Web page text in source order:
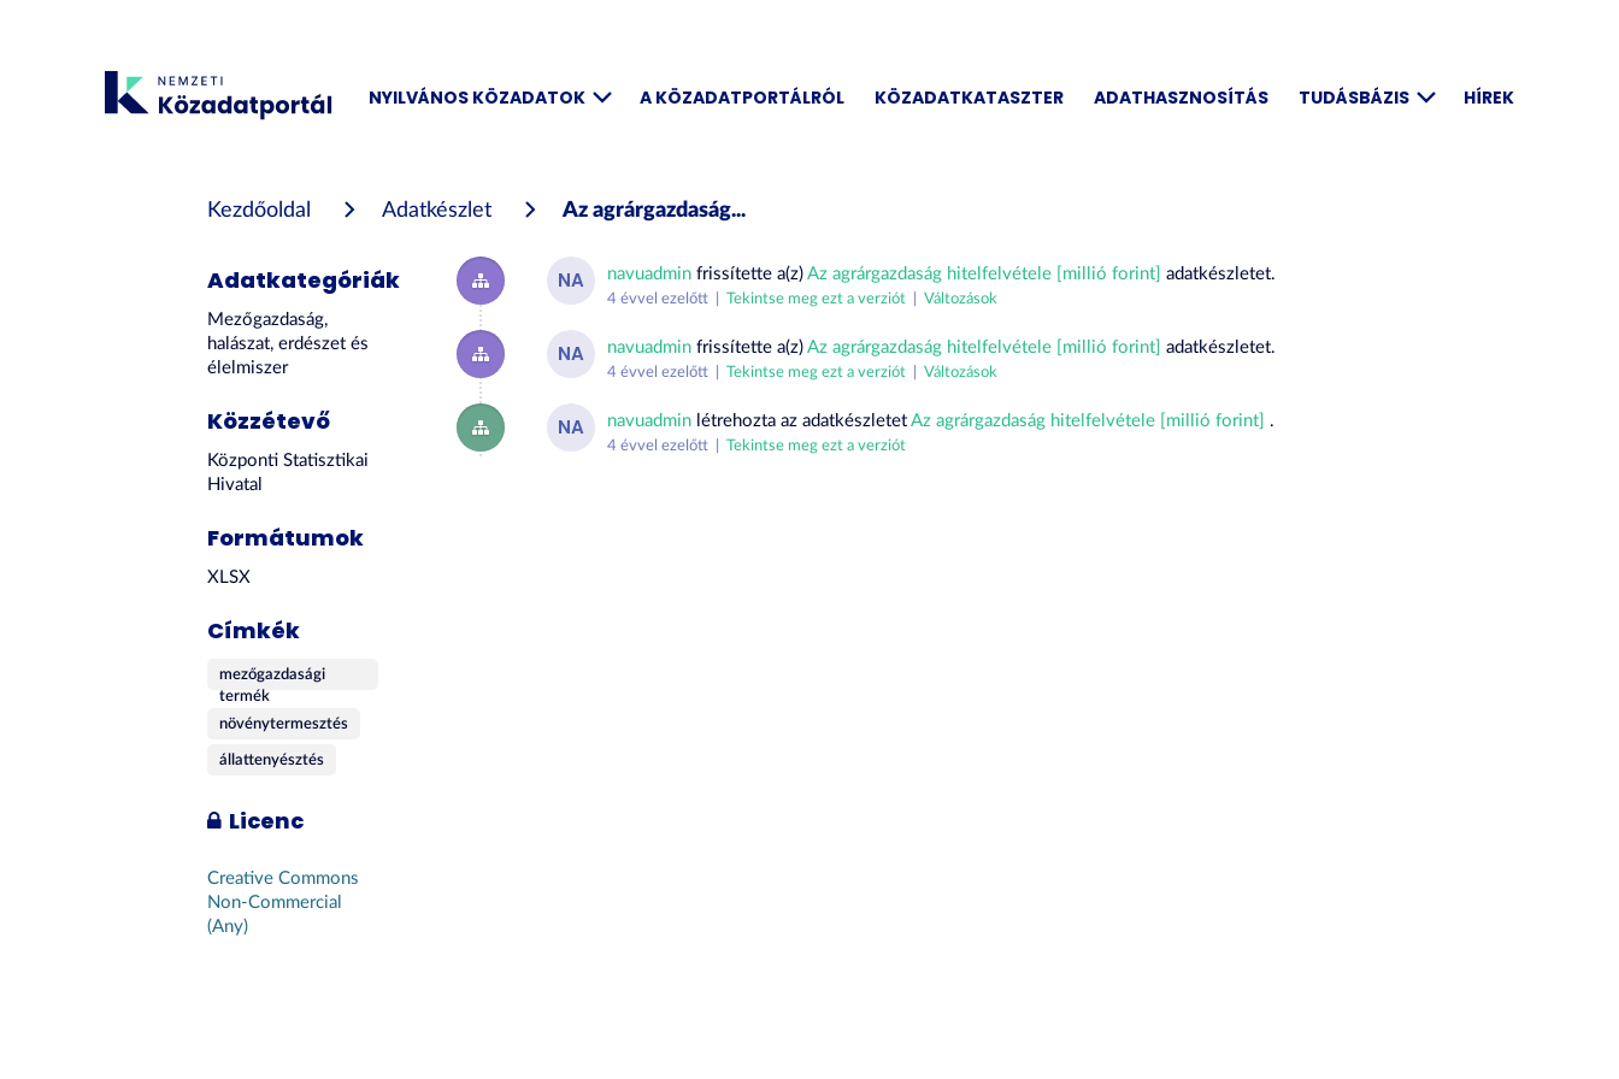
NYILVÁNOS KÖZADATOK A KÖZADATPORTÁLRÓL KÖZADATKATASZTER ADATHASZNOSÍTÁS TUDÁSBÁZIS HÍREK
Kezdőoldal Adatkészlet Az agrárgazdaság...
Adatkategóriák
Mezőgazdaság,
halászat, erdészet és
élelmiszer
Közzétevő
Központi Statisztikai
Hivatal
Formátumok
XLSX
Címkék
mezőgazdasági
termék
növénytermesztés
állattenyésztés
Licenc
Creative Commons
Non-Commercial
(Any)
NA navuadmin frissítette a(z) Az agrárgazdaság hitelfelvétele [millió forint] adatkészletet.
4 évvel ezelőtt | Tekintse meg ezt a verziót Változások
NA navuadmin frissítette a(z) Az agrárgazdaság hitelfelvétele [millió forint] adatkészletet.
4 évvel ezelőtt | Tekintse meg ezt a verziót Változások
NA navuadmin létrehozta az adatkészletet Az agrárgazdaság hitelfelvétele [millió forint] .
4 évvel ezelőtt | Tekintse meg ezt a verziót